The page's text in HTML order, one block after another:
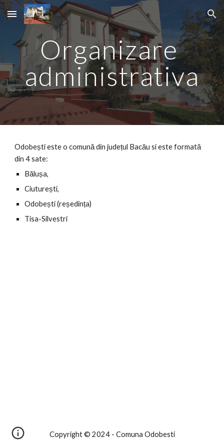
Skip to main content Skip to navigation
Organizare
administrativa
Odobești este o comună din județul Bacău si este formată
din 4 sate:
Bălușa,
Ciuturești,
Odobești (reședința)
Tisa-Silvestri
Copyright © 2024 - Comuna Odobesti